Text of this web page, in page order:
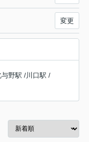
変更
与野駅 /川口駅 /